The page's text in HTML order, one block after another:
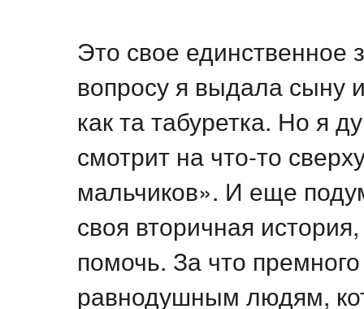
Это свое единственное
вопросу я выдала сыну
как та табуретка. Но я
смотрит на что-то
мальчиков». И еще
своя вторичная
помочь. За что
равнодушным людям,